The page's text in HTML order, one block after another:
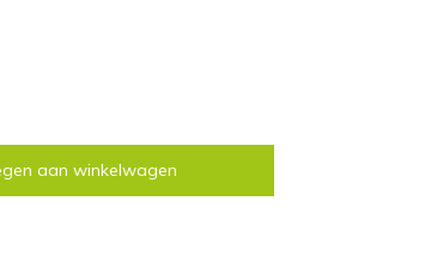
platdakramen PGX serie:
aan winkelwagen